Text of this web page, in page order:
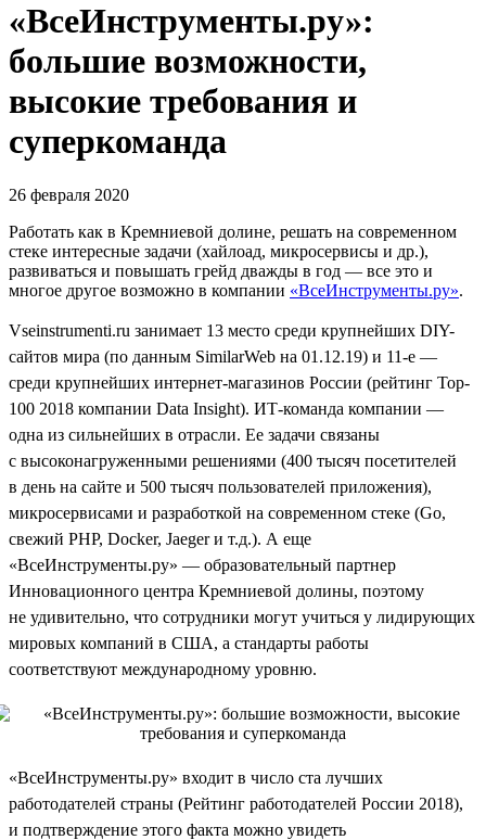
«ВсеИнструменты.ру»:
большие возможности,
высокие требования и
суперкоманда
26 февраля 2020
Работать как в Кремниевой долине, решать на современном
стеке интересные задачи (хайлоад, микросервисы и др.),
развиваться и повышать грейд дважды в год — все это и
многое другое возможно в компании «ВсеИнструменты.ру».
Vseinstrumenti.ru занимает 13 место среди крупнейших DIY-
сайтов мира (по данным SimilarWeb на 01.12.19) и 11-е —
среди крупнейших интернет-магазинов России (рейтинг Top-
100 2018 компании Data Insight). ИТ-команда компании —
одна из сильнейших в отрасли. Ее задачи связаны
с высоконагруженными решениями (400 тысяч посетителей
в день на сайте и 500 тысяч пользователей приложения),
микросервисами и разработкой на современном стеке (Go,
свежий PHP, Docker, Jaeger и т.д.). А еще
«ВсеИнструменты.ру» — образовательный партнер
Инновационного центра Кремниевой долины, поэтому
не удивительно, что сотрудники могут учиться у лидирующих
мировых компаний в США, а стандарты работы
соответствуют международному уровню.
«ВсеИнструменты.ру» входит в число ста лучших
работодателей страны (Рейтинг работодателей России 2018),
и подтверждение этого факта можно увидеть